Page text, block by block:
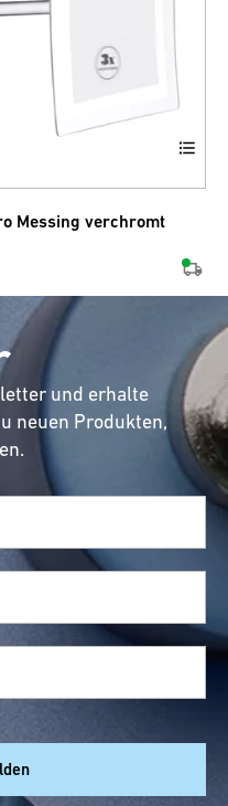
Messing verchromt
und erhalte
neuen Produkten,